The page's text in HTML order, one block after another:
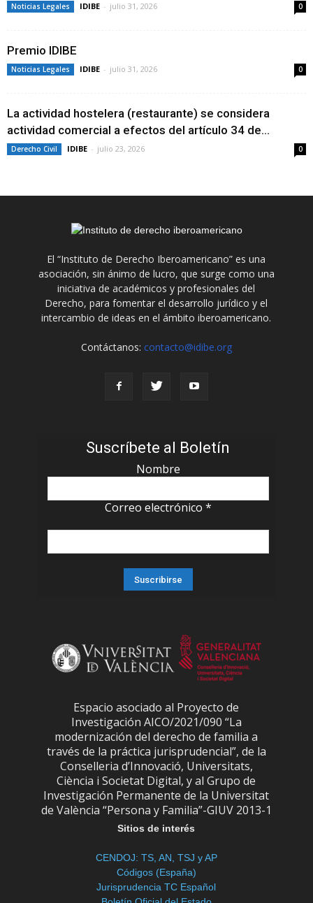
Noticias Legales IDIBE - julio 31, 2026 0
Premio IDIBE
Noticias Legales IDIBE - julio 31, 2026 0
La actividad hostelera (restaurante) se considera
actividad comercial a efectos del artículo 34 de...
Derecho Civil IDIBE - julio 23, 2026 0
El “Instituto de Derecho Iberoamericano” es una
asociación, sin ánimo de lucro, que surge como una
iniciativa de académicos y profesionales del
Derecho, para fomentar el desarrollo jurídico y el
intercambio de ideas en el ámbito iberoamericano.
Contáctanos: contacto@idibe.org
Suscríbete al Boletín
Nombre
Correo electrónico *
Espacio asociado al Proyecto de
Investigación AICO/2021/090 “La
modernización del derecho de familia a
través de la práctica jurisprudencial”, de la
Conselleria d’Innovació, Universitats,
Ciència i Societat Digital, y al Grupo de
Investigación Permanente de la Universitat
de València “Persona y Familia”-GIUV 2013-1
Sitios de interés
CENDOJ: TS, AN, TSJ y AP
Códigos (España)
Jurisprudencia TC Español